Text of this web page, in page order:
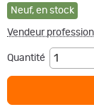
Neuf, en stock
Vendeur
Quantité